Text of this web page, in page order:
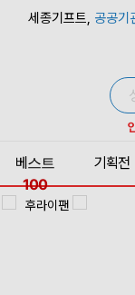
세종기프트, 공공기
베스트
100
기획전
후라이팬